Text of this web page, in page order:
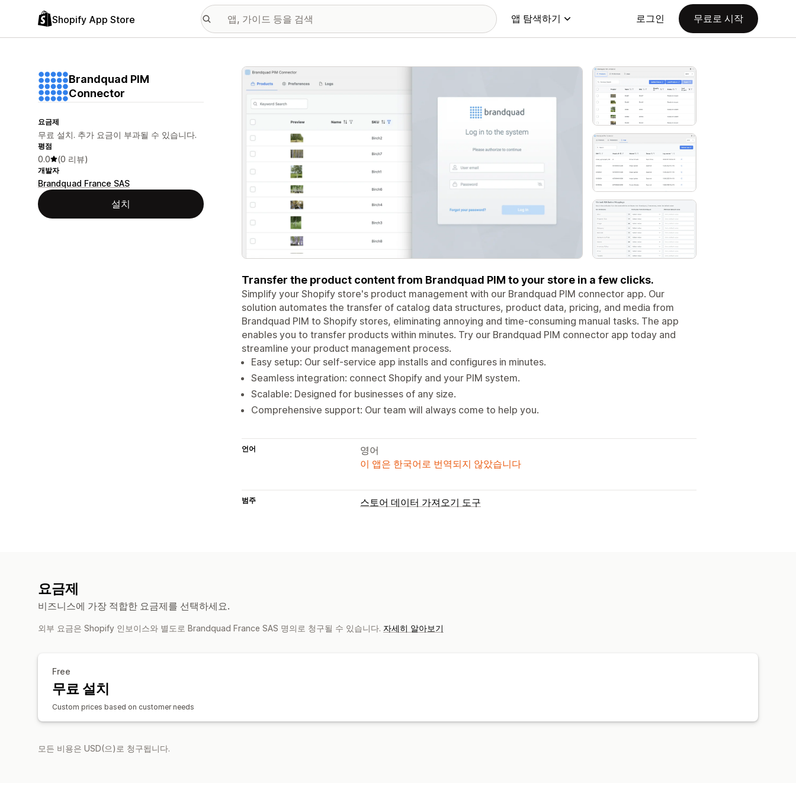
Shopify App Store 앱 탐색하기 로그인 무료로 시작
Brandquad PIM
Connector
요금제
무료 설치. 추가 요금이 부과될 수 있습니다.
평점
0.0 (0 리뷰)
개발자
Brandquad France SAS
설치
추천 이미지 갤러리
Transfer the product content from Brandquad PIM to your store in a few clicks.
Simplify your Shopify store's product management with our Brandquad PIM connector app. Our
solution automates the transfer of catalog data structures, product data, pricing, and media from
Brandquad PIM to Shopify stores, eliminating annoying and time-consuming manual tasks. The app
enables you to transfer products within minutes. Try our Brandquad PIM connector app today and
streamline your product management process.
Easy setup: Our self-service app installs and configures in minutes.
Seamless integration: connect Shopify and your PIM system.
Scalable: Designed for businesses of any size.
Comprehensive support: Our team will always come to help you.
언어
영어
이 앱은 한국어로 번역되지 않았습니다
범주 스토어 데이터 가져오기 도구
요금제
비즈니스에 가장 적합한 요금제를 선택하세요.
외부 요금은 Shopify 인보이스와 별도로 Brandquad France SAS 명의로 청구될 수 있습니다. 자세히 알아보기
Free
무료 설치
Custom prices based on customer needs
모든 비용은 USD(으)로 청구됩니다.